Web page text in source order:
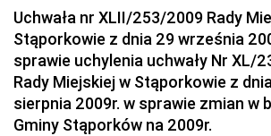
Drogowego
Dziennik Urzędowy Narodowego
Dziennik Urzędowy Komendy
Dziennik Urzędowy Ministra Pracy i
Społecznej
Uchwała nr XLII/253/2009 Rady
Stąporkowie z dnia 29 września
sprawie uchylenia uchwały Nr XL/
Rady Miejskiej w Stąporkowie z
sierpnia 2009r. w sprawie zmian w
Gminy Stąporków na 2009r.